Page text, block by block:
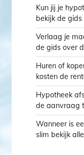
Kun jij je
bekijk de
Verlaag je
de gids over
Huren of
kosten de
Hypotheek
de aanvraag
Wanneer is
slim bekijk